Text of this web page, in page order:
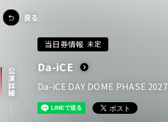
公演詳細
当日券情報 未定
Da-iCE
Da-iCE DAY DOME PHASE 2027
戻る